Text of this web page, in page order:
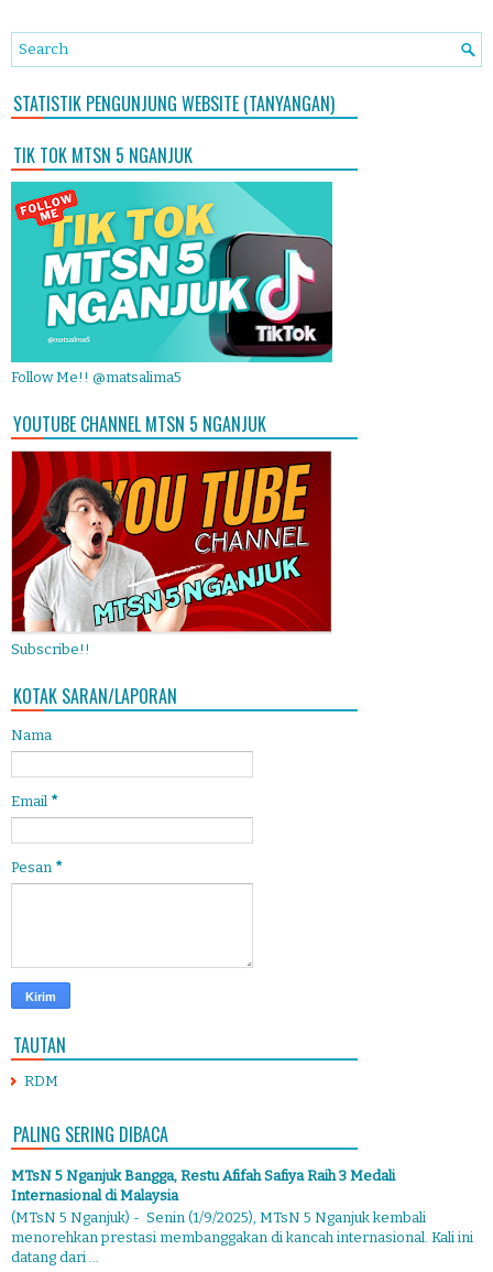
STATISTIK PENGUNJUNG WEBSITE (TANYANGAN)
TIK TOK MTSN 5 NGANJUK
Follow Me!! @matsalima5
YOUTUBE CHANNEL MTSN 5 NGANJUK
Subscribe!!
KOTAK SARAN/LAPORAN
Nama
Email *
Pesan *
TAUTAN
RDM
PALING SERING DIBACA
MTsN 5 Nganjuk Bangga, Restu Afifah Safiya Raih 3 Medali
Internasional di Malaysia
(MTsN 5 Nganjuk) - Senin (1/9/2025), MTsN 5 Nganjuk kembali
menorehkan prestasi membanggakan di kancah internasional. Kali ini
datang dari ...